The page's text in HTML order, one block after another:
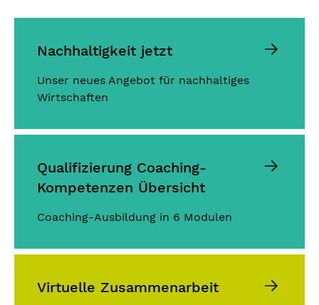
Nachhaltigkeit jetzt
Unser neues Angebot für nachhaltiges
Wirtschaften
Qualifizierung Coaching-
Kompetenzen Übersicht
Coaching-Ausbildung in 6 Modulen
Virtuelle Zusammenarbeit